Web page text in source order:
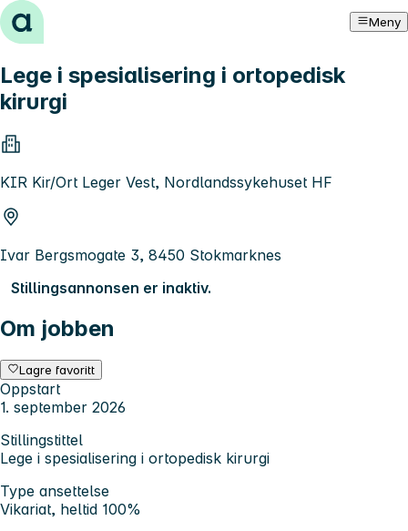
Hopp til innhold Meny
Lege i spesialisering i ortopedisk
kirurgi
KIR Kir/Ort Leger Vest, Nordlandssykehuset HF
Ivar Bergsmogate 3, 8450 Stokmarknes
Stillingsannonsen er inaktiv.
Om jobben
Lagre favoritt
Oppstart
1. september 2026
Stillingstittel
Lege i spesialisering i ortopedisk kirurgi
Type ansettelse
Vikariat, heltid 100%